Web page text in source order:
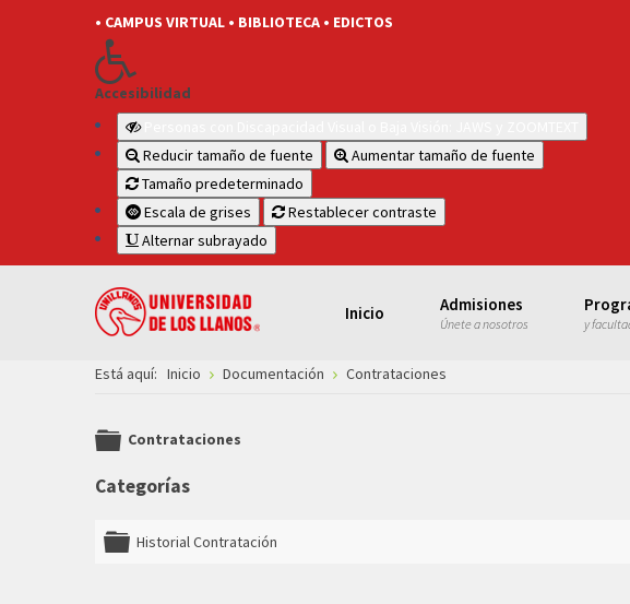
• CAMPUS VIRTUAL • BIBLIOTECA • EDICTOS
Accesibilidad
Reducir tamaño de fuente
Aumentar tamaño de fuente
Tamaño predeterminado
Escala de grises
Restablecer contraste
Alternar subrayado
Inicio Admisiones
Únete a nosotros y
Está aquí: Inicio Documentación Contrataciones
Contrataciones
Categorías
Historial Contratación